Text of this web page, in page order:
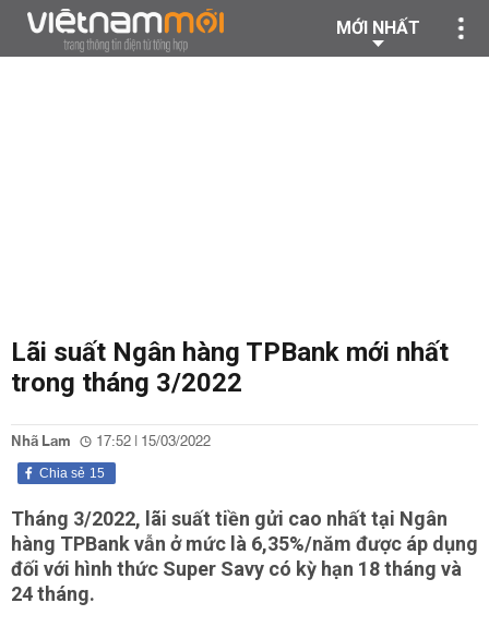
MỚI NHẤT
Lãi suất Ngân hàng TPBank mới nhất
trong tháng 3/2022
Nhã Lam 17:52 | 15/03/2022
15
Chia sẻ
Tháng 3/2022, lãi suất tiền gửi cao nhất tại Ngân
hàng TPBank vẫn ở mức là 6,35%/năm được áp dụng
đối với hình thức Super Savy có kỳ hạn 18 tháng và
24 tháng.